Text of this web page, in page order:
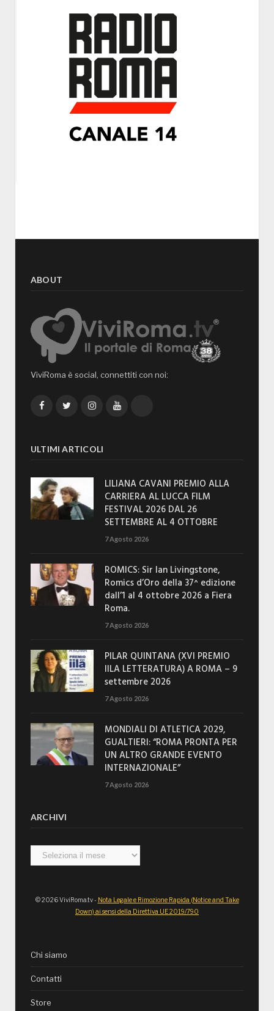
ABOUT
ViviRoma è social, connettiti con noi:
FacebookTwitterInstagramYouTube
ULTIMI ARTICOLI
LILIANA CAVANI PREMIO ALLA
CARRIERA AL LUCCA FILM
FESTIVAL 2026 DAL 26
SETTEMBRE AL 4 OTTOBRE
7 Agosto 2026
ROMICS: Sir Ian Livingstone,
Romics d’Oro della 37^ edizione
dall’1 al 4 ottobre 2026 a Fiera
Roma.
7 Agosto 2026
PILAR QUINTANA (XVI PREMIO
IILA LETTERATURA) A ROMA – 9
settembre 2026
7 Agosto 2026
MONDIALI DI ATLETICA 2029,
GUALTIERI: “ROMA PRONTA PER
UN ALTRO GRANDE EVENTO
INTERNAZIONALE”
7 Agosto 2026
ARCHIVI
Archivi
© 2026 ViviRoma.tv - Nota Legale e Rimozione Rapida (Notice and Take
Down) ai sensi della Direttiva UE 2019/790
Chi siamo
Contatti
Store